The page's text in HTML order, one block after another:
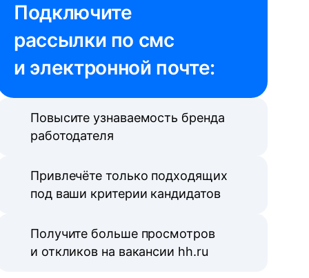
Подключите
рассылки по смс
и электронной почте:
Повысите узнаваемость бренда
работодателя
Привлечёте только подходящих
под ваши критерии кандидатов
Получите больше просмотров
и откликов на вакансии hh.ru